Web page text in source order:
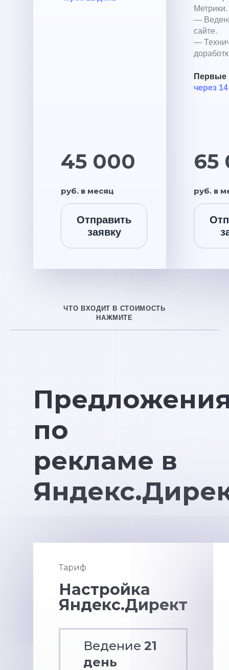
45 000
руб. в месяц
Отправить
заявку
Метрики.
—
сайте.
—
Первые
через
65
руб. в
ЧТО ВХОДИТ В СТОИМОСТЬ
НАЖМИТЕ
по
рекламе в
Тариф
Настройка
Яндекс.Директ
Ведение 21
день